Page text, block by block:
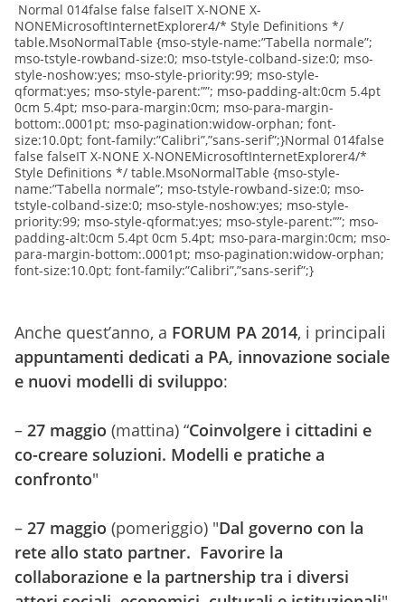
Normal 014false false falseIT X-NONE X-
NONEMicrosoftInternetExplorer4/* Style Definitions */
table.MsoNormalTable {mso-style-name:”Tabella normale”;
mso-tstyle-rowband-size:0; mso-tstyle-colband-size:0; mso-
style-noshow:yes; mso-style-priority:99; mso-style-
qformat:yes; mso-style-parent:””; mso-padding-alt:0cm 5.4pt
0cm 5.4pt; mso-para-margin:0cm; mso-para-margin-
bottom:.0001pt; mso-pagination:widow-orphan; font-
size:10.0pt; font-family:”Calibri”,”sans-serif”;}Normal 014false
false falseIT X-NONE X-NONEMicrosoftInternetExplorer4/*
Style Definitions */ table.MsoNormalTable {mso-style-
name:”Tabella normale”; mso-tstyle-rowband-size:0; mso-
tstyle-colband-size:0; mso-style-noshow:yes; mso-style-
priority:99; mso-style-qformat:yes; mso-style-parent:””; mso-
padding-alt:0cm 5.4pt 0cm 5.4pt; mso-para-margin:0cm; mso-
para-margin-bottom:.0001pt; mso-pagination:widow-orphan;
font-size:10.0pt; font-family:”Calibri”,”sans-serif”;}
Anche quest’anno, a FORUM PA 2014, i principali
appuntamenti dedicati a PA, innovazione sociale
e nuovi modelli di sviluppo:
– 27 maggio (mattina) “Coinvolgere i cittadini e
co-creare soluzioni. Modelli e pratiche a
confronto"
– 27 maggio (pomeriggio) "Dal governo con la
rete allo stato partner. Favorire la
collaborazione e la partnership tra i diversi